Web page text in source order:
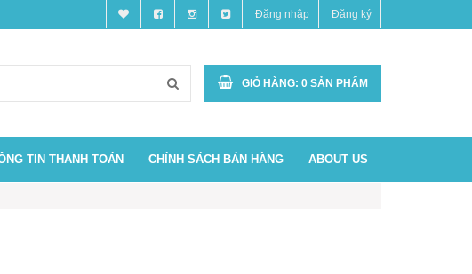
Đăng nhập Đăng ký
GIỎ HÀNG: 0 SẢN PHẨM
TIN THANH TOÁN CHÍNH SÁCH BÁN HÀNG ABOUT US